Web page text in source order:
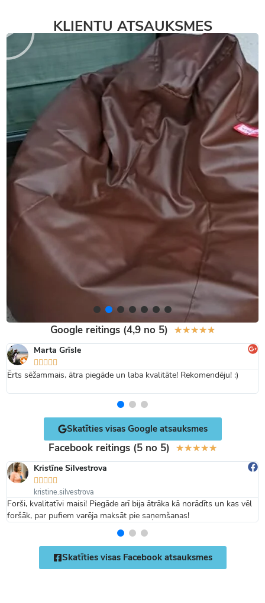
KLIENTU ATSAUKSMES
Google reitings (4,9 no 5) ★★★★★
Marta Grīsle
    
Ērts sēžammais, ātra piegāde un laba kvalitāte! Rekomendēju! :)
Skatīties visas Google atsauksmes
Facebook reitings (5 no 5) ★★★★★
Kristīne Silvestrova
    
kristine.silvestrova
Forši, kvalitatīvi maisi! Piegāde arī bija ātrāka kā norādīts un kas vēl
foršāk, par pufiem varēja maksāt pie saņemšanas!
Skatīties visas Facebook atsauksmes